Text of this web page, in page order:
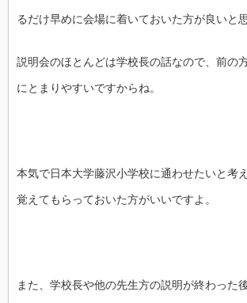
るだけ早めに会場に着いておいた方が良いと
説明会のほとんどは学校長の話なので、前の
にとまりやすいですからね。
本気で日本大学藤沢小学校に通わせたいと考
覚えてもらっておいた方がいいですよ。
また、学校長や他の先生方の説明が終わった